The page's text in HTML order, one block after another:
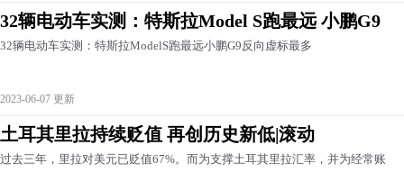
32辆电动车实测：特斯拉Model S跑最远 小鹏G9
32辆电动车实测：特斯拉ModelS跑最远小鹏G9反向虚标最多
2023-06-07 更新
土耳其里拉持续贬值 再创历史新低|滚动
过去三年，里拉对美元已贬值67%。而为支撑土耳其里拉汇率，并为经常账